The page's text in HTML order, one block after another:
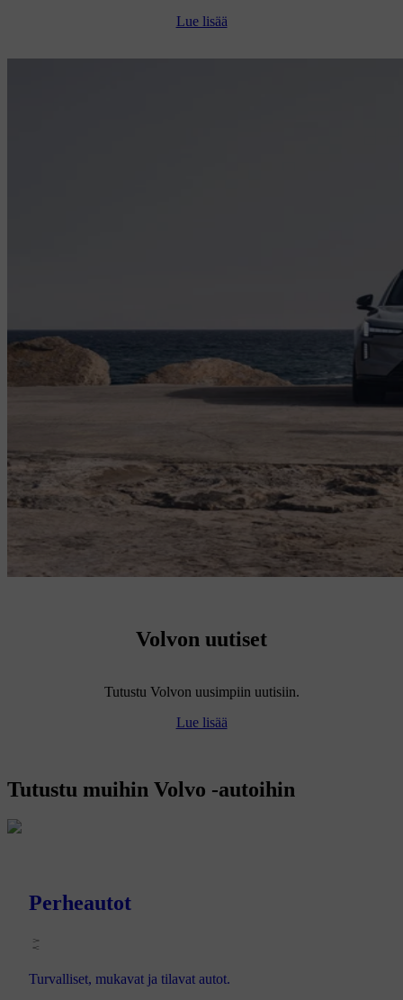
Lue lisää
Volvon uutiset
Tutustu Volvon uusimpiin uutisiin.
Lue lisää
Tutustu muihin Volvo -autoihin
Perheautot
Turvalliset, mukavat ja tilavat autot.